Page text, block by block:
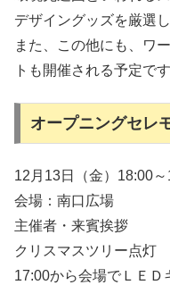
デザイングッズを厳選
また、この他にも、ワ
トも開催される予定です
オープニングセレ
12月13日（金）18:00
会場：南口広場
主催者・来賓挨拶
クリスマスツリー点灯
17:00から会場でＬＥ